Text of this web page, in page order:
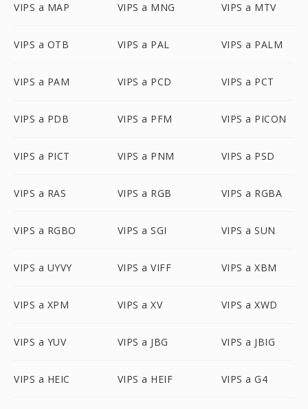
VIPS a MAP VIPS a MNG VIPS a MTV
VIPS a OTB VIPS a PAL VIPS a PALM
VIPS a PAM VIPS a PCD VIPS a PCT
VIPS a PDB VIPS a PFM VIPS a PICON
VIPS a PICT VIPS a PNM VIPS a PSD
VIPS a RAS VIPS a RGB VIPS a RGBA
VIPS a RGBO VIPS a SGI VIPS a SUN
VIPS a UYVY VIPS a VIFF VIPS a XBM
VIPS a XPM VIPS a XV VIPS a XWD
VIPS a YUV VIPS a JBG VIPS a JBIG
VIPS a HEIC VIPS a HEIF VIPS a G4